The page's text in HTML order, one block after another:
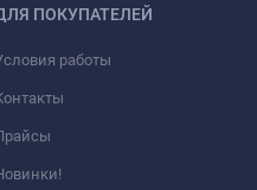
ПОКУПАТЕЛЕЙ
работы